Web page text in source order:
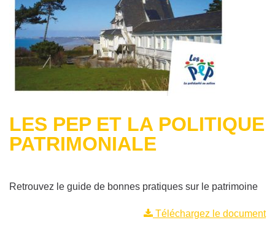
LES PEP ET LA POLITIQUE
PATRIMONIALE
Retrouvez le guide de bonnes pratiques sur le patrimoine
Téléchargez le document